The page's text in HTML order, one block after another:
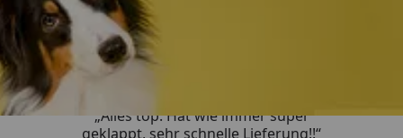
Trusted Shops
„Alles top. Hat wie immer super
geklappt, sehr schnelle Lieferung!!“